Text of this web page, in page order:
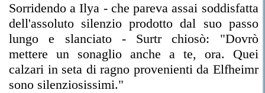
Sorridendo a Ilya - che pareva assai soddisfatta
dell'assoluto silenzio prodotto dal suo passo
lungo e slanciato - Surtr chiosò: "Dovrò
mettere un sonaglio anche a te, ora. Quei
calzari in seta di ragno provenienti da Elfheimr
sono silenziosissimi."